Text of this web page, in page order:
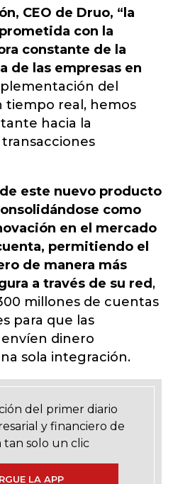
CEO de Druo, “la
con la
constante de la
de las empresas en
del
tiempo real, hemos
hacia la
este nuevo producto
como
en el mercado
permitiendo el
de manera más
a través de su red ,
millones de cuentas
para que las
dinero
sola integración.
del primer diario
y financiero de
tan solo un clic
LA APP